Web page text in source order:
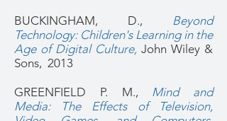
BUCKINGHAM, D., Beyond
Technology: Children's Learning in the
Age of Digital Culture, John Wiley &
Sons, 2013
GREENFIELD P. M.,
Mind and
Media: The Effects of Television,